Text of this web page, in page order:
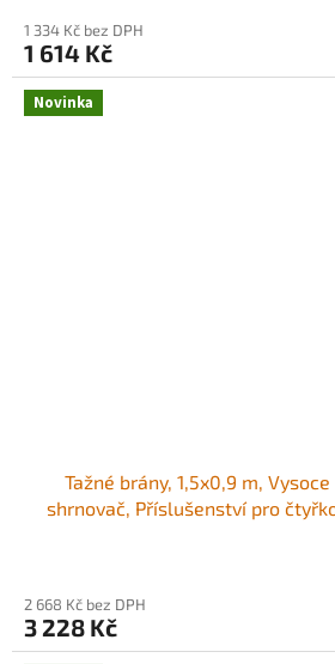
podkladová deska
1 334 Kč bez DPH
1 614 Kč
Novinka
Tažné brány, 1,5x0,9 m,
shrnovač, Příslušenství pro
řetězem, pro vyjeté koleje na
cestách a vyrovnávání
2 668 Kč bez DPH
3 228 Kč